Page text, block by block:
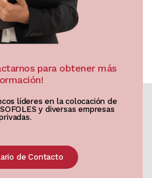
para obtener más
líderes en la colocación de
y diversas empresas
de Contacto